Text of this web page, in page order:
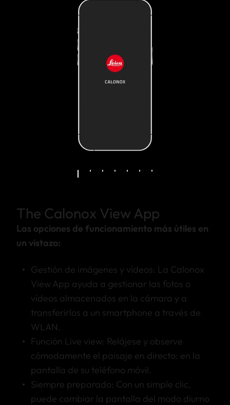
The Calonox View App
Las opciones de funcionamiento más útiles en
un vistazo:
Gestión de imágenes y vídeos: La Calonox
View App ayuda a gestionar las fotos o
vídeos almacenados en la cámara y a
transferirlos a un smartphone a través de
WLAN.
Función Live view: Relájese y observe
cómodamente el paisaje en directo: en la
pantalla de su teléfono móvil.
Siempre preparado: Con un simple clic,
puede cambiar la pantalla del modo diurno